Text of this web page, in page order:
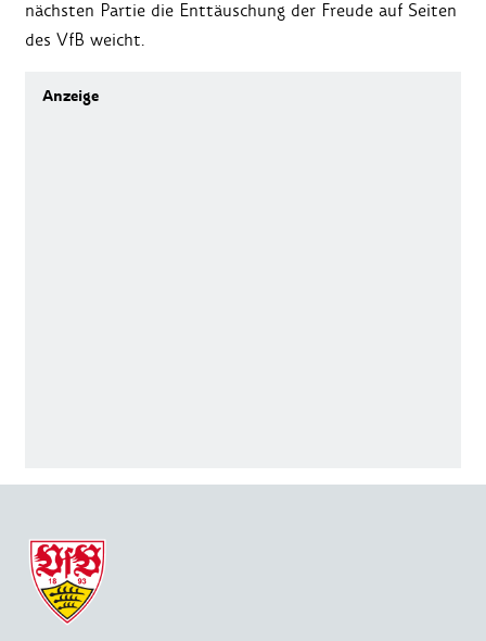
nächsten Partie die Enttäuschung der Freude auf Seiten
des VfB weicht.